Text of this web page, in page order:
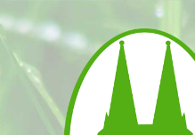
Zum
Inhalt
springen